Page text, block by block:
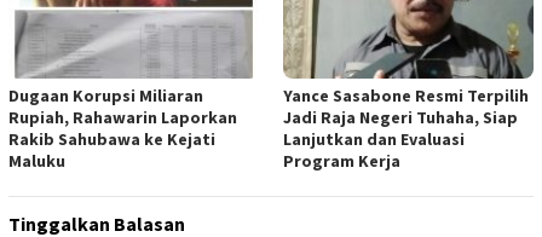
Dugaan Korupsi Miliaran
Rupiah, Rahawarin Laporkan
Rakib Sahubawa ke Kejati
Maluku
Yance Sasabone Resmi Terpilih
Jadi Raja Negeri Tuhaha, Siap
Lanjutkan dan Evaluasi
Program Kerja
Tinggalkan Balasan